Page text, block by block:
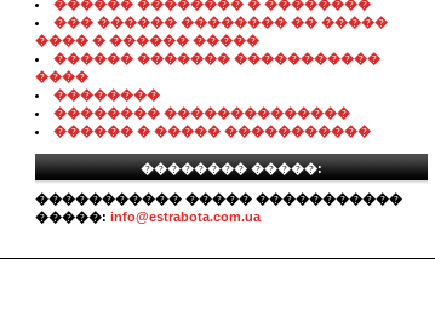
������ �������� � ��������
��� ������ �������� �� �����
���� � ������ �����
������ ������� �����������
����
��������
�������� ��������������
������ � ����� �����������
�������� �����:
����������� ����� �����������
�����: info@estrabota.com.ua